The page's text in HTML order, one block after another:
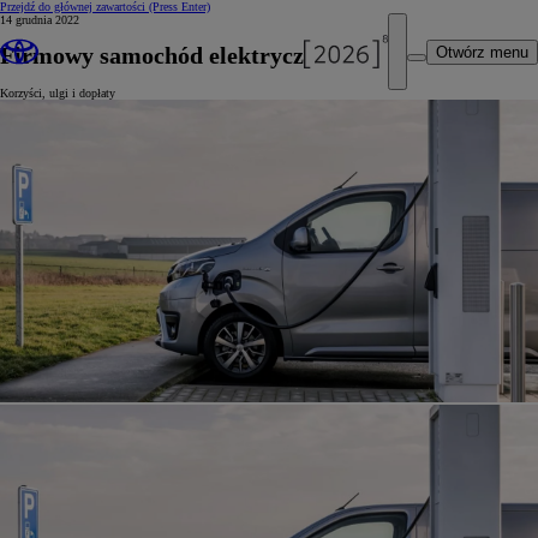
Przejdź do głównej zawartości (Press Enter)
Otwórz menu
14 grudnia 2022
Firmowy samochód elektryczny
Korzyści, ulgi i dopłaty